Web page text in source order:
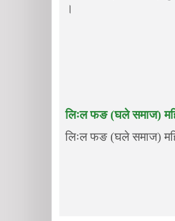
।
लिःल फङ (घले समाज)
लिःल फङ (घले समाज)